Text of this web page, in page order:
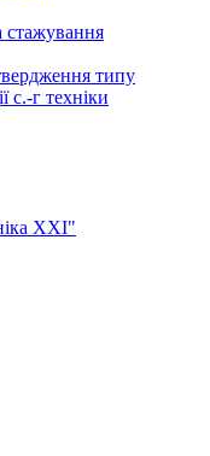
стажування
типу
с.-г техніки
XXI"